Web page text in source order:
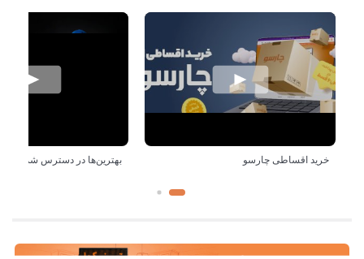
خرید اقساطی چارسو بهترین‌ها در دسترس شماست!